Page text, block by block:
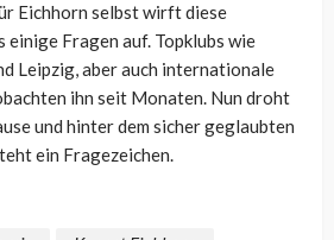
Eichhorn selbst wirft diese
Fragen auf. Topklubs wie
Leipzig, aber auch internationale
ihn seit Monaten. Nun droht
und hinter dem sicher geglaubten
ein Fragezeichen.